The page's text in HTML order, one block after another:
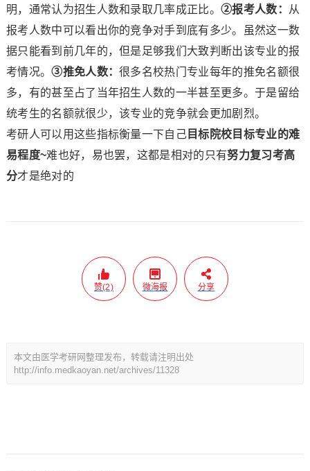
明，通常认为招生人数和录取几率成正比。②报考人数：
从
报考人数中可以看出你的竞争对手到底有多少。虽然这一数
据只能看到前几年的，但是足够我们大致判断出该专业的报
考情况。③推免人数：很多名校热门专业每年的推免名额很
多，有的甚至占了当年招生人数的一半甚至更多。于是留给
统考生的名额就很少，该专业的竞争就会更加剧烈。
考研人可以用这些指标衡量一下自己 目标院校目标专业的难
易程度~难也好，易也罢，这都是相对的只有努力复习考高
分才是绝对的
赞(2) 微海报 分享
本文由医学考研网整理发布，转载请注明出处
http://info.medkaoyan.net/archives/11328